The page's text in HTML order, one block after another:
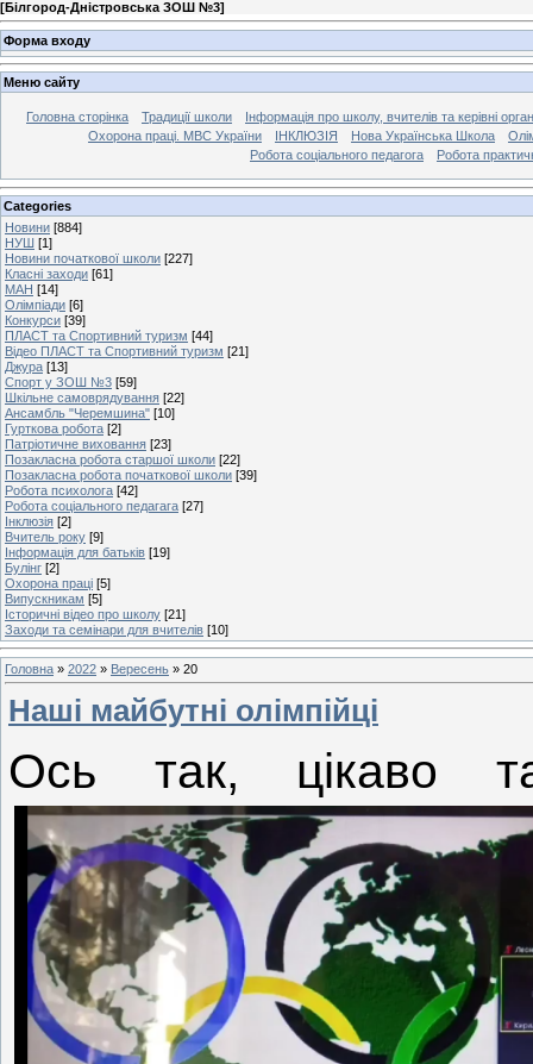
[Білгород-Дністровська ЗОШ №3]
Форма входу
Меню сайту
Головна сторінка Традиції школи
Інформація про школу, вчителів та керівні
Охорона праці. МВС України
ІНКЛЮЗІЯ Нова Українська Школа
Робота соціального педагога
Робота
Categories
Новини [884]
НУШ [1]
Новини початкової школи [227]
Класні заходи [61]
МАН [14]
Олімпіади [6]
Конкурси [39]
ПЛАСТ та Спортивний туризм [44]
Відео ПЛАСТ та Спортивний туризм [21]
Джура [13]
Спорт у ЗОШ №3 [59]
Шкільне самоврядування [22]
Ансамбль "Черемшина" [10]
Гурткова робота [2]
Патріотичне виховання [23]
Позакласна робота старшої школи [22]
Позакласна робота початкової школи [39]
Робота психолога [42]
Робота соціального педагага [27]
Інклюзія [2]
Вчитель року [9]
Інформація для батьків [19]
Булінг [2]
Охорона праці [5]
Випускникам [5]
Історичні відео про школу [21]
Заходи та семінари для вчителів [10]
Головна » 2022 » Вересень » 20
Наші майбутні олімпійці
Ось так, цікаво